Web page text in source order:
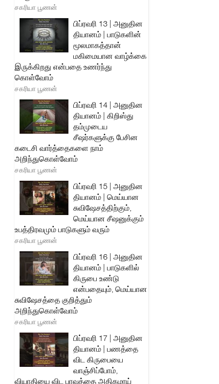
சகரியா பூணன்
பிப்ரவரி 13 | அனுதின
தியானம் | பாடுகளின்
மூலமாகத்தான்
மகிமையான வாழ்க்கை
இருக்கிறது என்பதை உணர்ந்து
கொள்வோம்
சகரியா பூணன்
பிப்ரவரி 14 | அனுதின
தியானம் | கிறிஸ்து
தம்முடைய
சீஷர்களுக்கு பேசின
கடைசி வார்த்தைகளை நாம்
அறிந்துகொள்வோம்
சகரியா பூணன்
பிப்ரவரி 15 | அனுதின
தியானம் | மெய்யான
சுவிஷேசத்திற்கும்,
மெய்யான சீஷனுக்கும்
உபத்திரவமும் பாடுகளும் வரும்
சகரியா பூணன்
பிப்ரவரி 16 | அனுதின
தியானம் | பாடுகளில்
கிருபை உண்டு
என்பதையும், மெய்யான
சுவிஷேசத்தை குறித்தும்
அறிந்துகொள்வோம்
சகரியா பூணன்
பிப்ரவரி 17 | அனுதின
தியானம் | பணத்தை
விட கிருபையை
வாஞ்சிப்போம்,
வியாதியை விட பாவத்தை அதிகமாய்